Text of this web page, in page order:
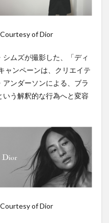
of Dior
ムズが撮影した、「ディ
ャンペーンは、クリエイテ
ンダーソンによる、ブラ
う解釈的な行為へと変容
of Dior